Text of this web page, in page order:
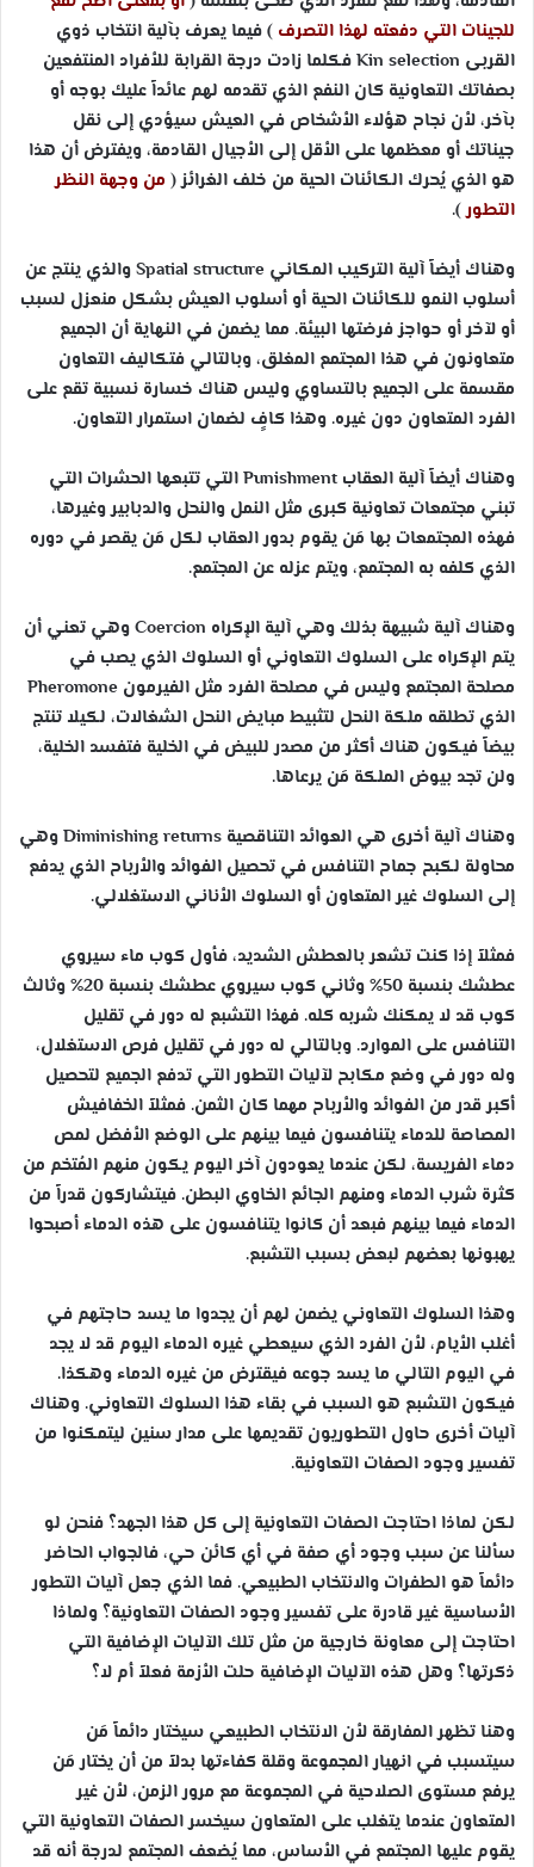
للجينات التي دفعته لهذا التصرف ) فيما يعرف بآلية انتخاب ذوي
القربى
فكلما زادت درجة القرابة للأفراد المنتفعين
بصفاتك التعاونية كان النفع الذي تقدمه لهم عائداً عليك بوجه أو
بآخر، لأن نجاح هؤلاء الأشخاص في العيش سيؤدي إلى نقل
جيناتك أو معظمها على الأقل إلى الأجيال القادمة، ويفترض أن هذا
هو الذي يُحرك الكائنات الحية من خلف الغرائز ( من وجهة النظر
التطور).
وهناك أيضاً آلية التركيب المكاني Spatial structureوالذي ينتج عن
أسلوب النمو للكائنات الحية أو أسلوب العيش بشكل منعزل لسبب
أو لآخر أو حواجز فرضتها البيئة. مما يضمن في النهاية أن الجميع
متعاونون في هذا المجتمع المغلق، وبالتالي فتكاليف التعاون
مقسمة على الجميع بالتساوي وليس هناك خسارة نسبية تقع على
الفرد المتعاون دون غيره. وهذا كافٍ لضمان استمرار التعاون.
وهناك أيضاً آلية العقاب Punishmentالتي تتبعها الحشرات التي
تبني مجتمعات تعاونية كبرى مثل النمل والنحل والدبابير وغيرها،
فهذه المجتمعات بها مَن يقوم بدور العقاب لكل مَن يقصر في دوره
الذي كلفه به المجتمع، ويتم عزله عن المجتمع.
وهناك آلية شبيهة بذلك وهي آلية الإكراه Coercionوهي تعني أن
يتم الإكراه على السلوك التعاوني أو السلوك الذي يصب في
مصلحة المجتمع وليس في مصلحة الفرد مثل الفيرمون Pheromone
الذي تطلقه ملكة النحل لتثبيط مبايض النحل الشغالات، لكيلا تنتج
بيضاً فيكون هناك أكثر من مصدر للبيض في الخلية فتفسد الخلية،
ولن تجد بيوض الملكة مَن يرعاها.
وهناك آلية أخرى هي العوائد التناقصية Diminishing returnsوهي
محاولة لكبح جماح التنافس في تحصيل الفوائد والأرباح الذي يدفع
إلى السلوك غير المتعاون أو السلوك الأناني الاستغلالي.
فمثلاً إذا كنت تشعر بالعطش الشديد، فأول كوب ماء سيروي
عطشك بنسبة 50% وثاني كوب سيروي عطشك بنسبة 20% وثالث
كوب قد لا يمكنك شربه كله. فهذا التشبع له دور في تقليل
التنافس على الموارد. وبالتالي له دور في تقليل فرص الاستغلال،
وله دور في وضع مكابح لآليات التطور التي تدفع الجميع لتحصيل
أكبر قدر من الفوائد والأرباح مهما كان الثمن. فمثلاً الخفافيش
المصاصة للدماء يتنافسون فيما بينهم على الوضع الأفضل لمص
دماء الفريسة، لكن عندما يعودون آخر اليوم يكون منهم المُتخم من
كثرة شرب الدماء ومنهم الجائع الخاوي البطن. فيتشاركون قدراً من
الدماء فيما بينهم فبعد أن كانوا يتنافسون على هذه الدماء أصبحوا
يهبونها بعضهم لبعض بسبب التشبع.
وهذا السلوك التعاوني يضمن لهم أن يجدوا ما يسد حاجتهم في
أغلب الأيام، لأن الفرد الذي سيعطي غيره الدماء اليوم قد لا يجد
في اليوم التالي ما يسد جوعه فيقترض من غيره الدماء وهكذا.
فيكون التشبع هو السبب في بقاء هذا السلوك التعاوني. وهناك
آليات أخرى حاول التطوريون تقديمها على مدار سنين ليتمكنوا من
تفسير وجود الصفات التعاونية.
لكن لماذا احتاجت الصفات التعاونية إلى كل هذا الجهد؟ فنحن لو
سألنا عن سبب وجود أي صفة في أي كائن حي، فالجواب الحاضر
دائماً هو الطفرات والانتخاب الطبيعي. فما الذي جعل آليات التطور
الأساسية غير قادرة على تفسير وجود الصفات التعاونية؟ ولماذا
احتاجت إلى معاونة خارجية من مثل تلك الآليات الإضافية التي
ذكرتها؟ وهل هذه الآليات الإضافية حلت الأزمة فعلاً أم لا؟
وهنا تظهر المفارقة لأن الانتخاب الطبيعي سيختار دائماً مَن
سيتسبب في انهيار المجموعة وقلة كفاءتها بدلاً من أن يختار مَن
يرفع مستوى الصلاحية في المجموعة مع مرور الزمن، لأن غير
المتعاون عندما يتغلب على المتعاون سيخسر الصفات التعاونية التي
يقوم عليها المجتمع في الأساس، مما يُضعف المجتمع لدرجة أنه قد